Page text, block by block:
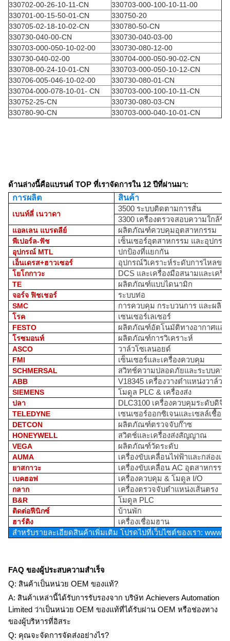
330702-00-26-10-11-CN
330703-000-100-10-11-00
330701-00-15-50-01-CN
330750-20
330705-02-18-10-02-CN
330780-50-CN
330730-040-00-CN
330730-040-03-00
330703-000-050-10-02-00
330730-080-12-00
330730-040-02-00
330704-000-050-90-02-CN
330708-00-24-10-01-CN
330703-000-050-10-12-CN
330706-005-046-10-02-00
330730-080-01-CN
330704-000-078-10-01- CN
330703-000-100-10-11-CN
330752-25-CN
330730-080-03-CN
330780-90-CN
330703-000-040-10-01-CN
ด้านล่างนี้คือแบรนด์ TOP ที่เราจัดการใน 12 ปีที่ผ่านมา:
การผลิต สินค้า
เบนท์ลี่ เนวาดา
3500 ระบบติดตามการสั่น
3300 เครื่องตรวจสอบความใกล้ชิ
แอลเลน แบรดลีย์
ผลิตภัณฑ์ควบคุมอุตสาหกรรม
พีเปอร์ล-ฟัช
เซ็นเซอร์อุตสาหกรรม และอุปกร
อุปกรณ์ MTL
ปกป้องที่แยกกัน
เอ็นเดรส+ฮาวเซอร์
อุปกรณ์วิเคราะห์ระดับการไหลขอ
โยโกกาวะ
DCS และเครื่องมือสนามและเครื่
TE
ผลิตภัณฑ์แบบไดนามิก
จอร์จ ฟิชเชอร์
ระบบท่อ
SMC
การควบคุม กระบวนการ และผลิ
โรค
เซนเซอร์เลเซอร์
FESTO
ผลิตภัณฑ์อัตโนมัติทางอากาศและ
โรซมอนท์
ผลิตภัณฑ์การวิเคราะห์
ASCO
วาล์วโซเลนอยด์
FMI
เซ็นเซอร์และเครื่องควบคุม
SCHMERSAL
สวิทช์ความปลอดภัยและระบบคว
ABB
V18345 เครื่องวางตําแหน่งวาล์ว
SIEMENS
โมดูล PLC & เครื่องส่ง
ปลา
DLC3100 เครื่องควบคุมระดับดิจิ
TELEDYNE
เซนเซอร์ออกซิเจนและเซลล์เชื้อเ
DETCON
ผลิตภัณฑ์ตรวจจับก๊าซ
HONEYWELL
สวิตช์และเครื่องส่งสัญญาณ
VEGA
ผลิตภัณฑ์วัดระดับ
AUMA
เครื่องขับเคลื่อนไฟฟ้าและกล่องเกี
ยาสกาวะ
เครื่องขับเคลื่อน AC อุตสาหกรรม
เบคฮอฟ
เครื่องควบคุม & โมดูล I/O
กลาก
เครื่องตรวจจับตําแหน่งเส้นตรง
B&R
โมดูล PLC
ติดต่อฟีนิกซ์
บ้านพัก
ฮาร์ติง
เครื่องเชื่อมฮาน
สําหรับรายละเอียดสินค้าเพิ่มเติม โปรดไปที่เว็บไซต์ของเรา:
FAQ ของผู้ประสบความสําเร็จ
Q: สินค้าเป็นหน่วย OEM ของแท้?
A: สินค้าเหล่านี้ได้รับการรับรองจาก บริษัท Achievers Automation
Limited ว่าเป็นหน่วย OEM ของแท้ที่ได้รับผ่าน OEM หรือช่องทาง
ของผู้บริหารที่อิสระ
Q: คุณจะจัดการจัดส่งอย่างไร?